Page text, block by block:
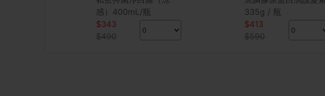
感）400mL/瓶
$343
$490
335g / 瓶
$413
$590